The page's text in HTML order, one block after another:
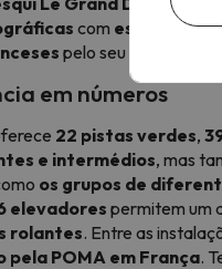
com
pelo seu
em números
22 pistas verdes,
e intermédios, mas
os grupos de
elevadores permitem um
rolantes. Entre as
pela POMA em França.